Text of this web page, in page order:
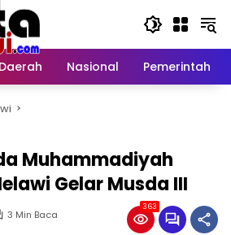
Daerah Nasional Pemerintah
Muhammadiyah
Gelar Musda III
3 Min Baca
363